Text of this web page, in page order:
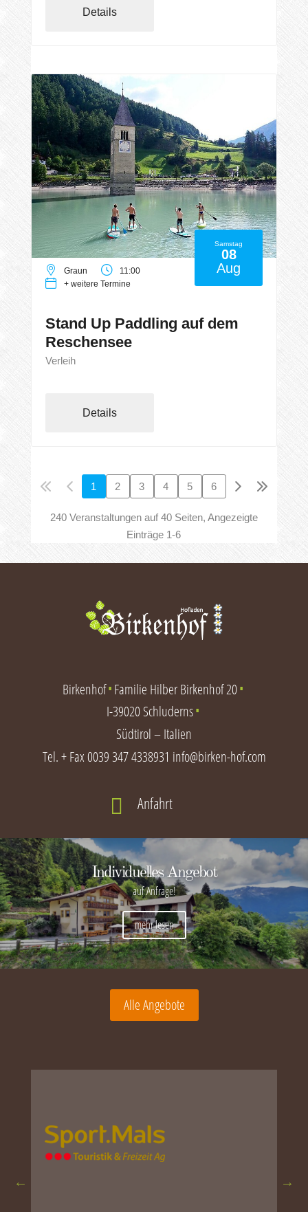
Details
Samstag
08
Aug
Graun
11:00
+ weitere Termine
Stand Up Paddling auf dem
Reschensee
Verleih
Details
1 2 3 4 5 6
240 Veranstaltungen auf 40 Seiten, Angezeigte
Einträge 1-6
Birkenhof ∎ Familie Hilber Birkenhof 20 ∎
I-39020 Schluderns ∎
Südtirol – Italien
Tel. + Fax0039 347 4338931 info@birken-hof.com
 Anfahrt
Individuelles Angebot
auf Anfrage!
mehr lesen
Alle Angebote